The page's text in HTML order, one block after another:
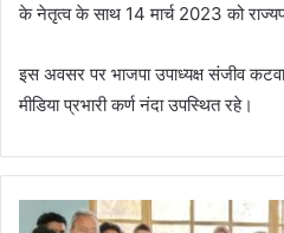
के नेतृत्व के साथ 14 मार्च 2023 को
इस अवसर पर भाजपा उपाध्यक्ष संजीव
मीडिया प्रभारी कर्ण नंदा उपस्थित रहे।